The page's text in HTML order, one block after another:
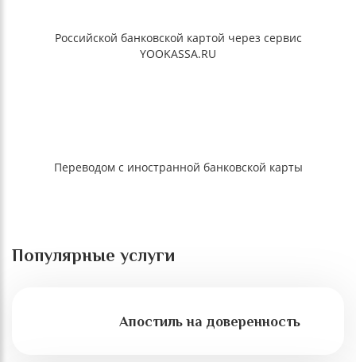
Российской банковской картой через сервис
YOOKASSA.RU
Переводом с иностранной банковской карты
Популярные услуги
Апостиль на доверенность